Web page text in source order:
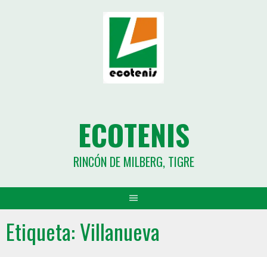
ECOTENIS
RINCÓN DE MILBERG, TIGRE
Etiqueta:Villanueva